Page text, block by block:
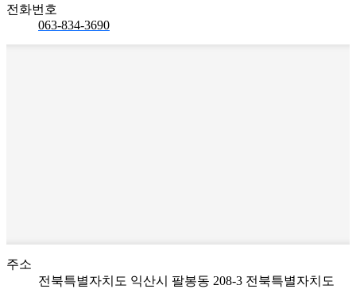
전화번호
063-834-3690
주소
전북특별자치도 익산시 팔봉동 208-3 전북특별자치도